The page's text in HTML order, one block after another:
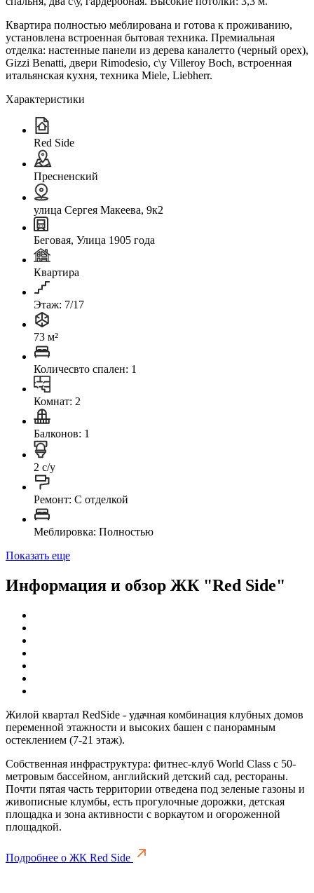
Квартира полностью меблирована и готова к проживанию,
установлена встроенная бытовая техника. Премиальная
отделка: настенные панели из дерева каналетто (черный орех),
Gizzi Benatti, двери Rimodesio, с\у Villeroy Boсh, встроенная
итальянская кухня, техника Miele, Liebherr.
Характеристики
Red Side
Пресненский
улица Сергея Макеева, 9к2
Беговая, Улица 1905 года
Квартира
Этаж: 7/17
73 м²
Количесвто спален: 1
Комнат: 2
Балконов: 1
2 с/у
Ремонт: C отделкой
Меблировка: Полностью
Показать еще
Информация и обзор ЖК "Red Side"
Жилой квартал RedSide - удачная комбинация клубных домов
переменной этажности и высоких башен с панорамным
остеклением (7-21 этаж).
Собственная инфраструктура: фитнес-клуб World Class с 50-
метровым бассейном, английский детский сад, рестораны.
Почти пятая часть территории отведена под зеленые газоны и
живописные клумбы, есть прогулочные дорожки, детская
площадка и зона активности с воркаутом и огороженной
площадкой.
Подробнее о ЖК Red Side